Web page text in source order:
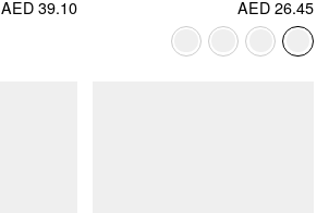
AED 26.45
AED 39.10